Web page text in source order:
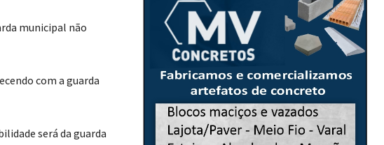
municipal não
com a guarda
será da guarda